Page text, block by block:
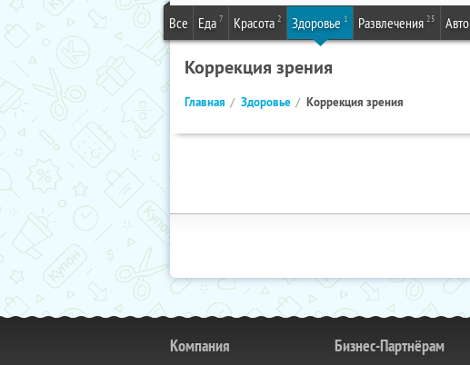
Все Еда 7 Красота 2 Здоровье 1 Развлечения 25 Авто
Коррекция зрения
Главная Здоровье Коррекция зрения
Компания Бизнес-Партнёрам